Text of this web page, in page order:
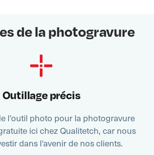
de la photogravure
Outillage précis
l'outil photo pour la photogravure
ici chez Qualitetch, car nous
dans l'avenir de nos clients.